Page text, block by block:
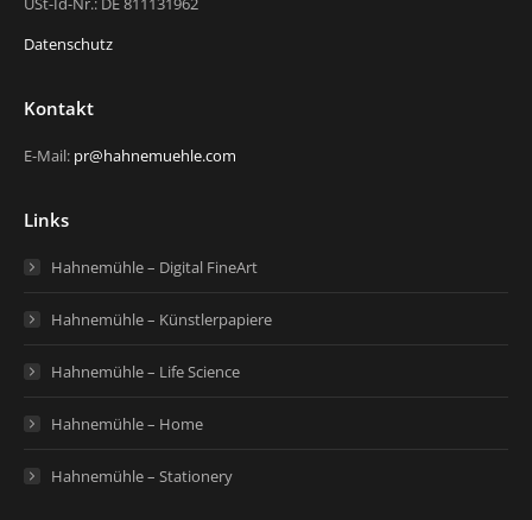
Datenschutz
Kontakt
E-Mail: pr@hahnemuehle.com
Links
Hahnemühle – Digital FineArt
Hahnemühle – Künstlerpapiere
Hahnemühle – Life Science
Hahnemühle – Home
Hahnemühle – Stationery